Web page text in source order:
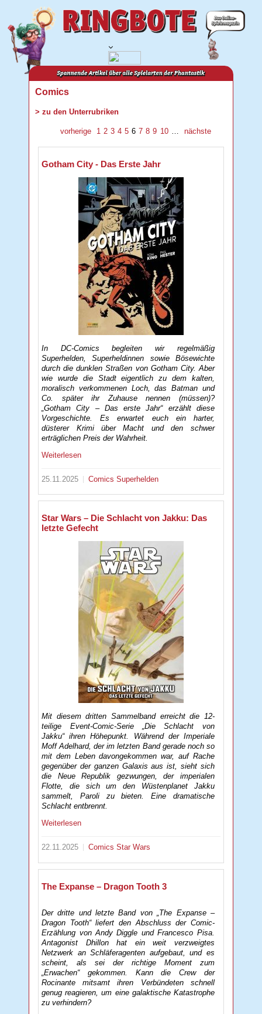
Comics
> zu den Unterrubriken
vorherige 1 2 3 4 5 6 7 8 9 10 … nächste
Gotham City - Das Erste Jahr
In DC-Comics begleiten wir regelmäßig
Superhelden, Superheldinnen sowie Bösewichte
durch die dunklen Straßen von Gotham City. Aber
wie wurde die Stadt eigentlich zu dem kalten,
moralisch verkommenen Loch, das Batman und
Co. später ihr Zuhause nennen (müssen)?
„Gotham City – Das erste Jahr“ erzählt diese
Vorgeschichte. Es erwartet euch ein harter,
düsterer Krimi über Macht und den schwer
erträglichen Preis der Wahrheit.
Weiterlesen
25.11.2025 ComicsSuperhelden
Star Wars – Die Schlacht von Jakku: Das
letzte Gefecht
Mit diesem dritten Sammelband erreicht die 12-
teilige Event-Comic-Serie „Die Schlacht von
Jakku“ ihren Höhepunkt. Während der Imperiale
Moff Adelhard, der im letzten Band gerade noch so
mit dem Leben davongekommen war, auf Rache
gegenüber der ganzen Galaxis aus ist, sieht sich
die Neue Republik gezwungen, der imperialen
Flotte, die sich um den Wüstenplanet Jakku
sammelt, Paroli zu bieten. Eine dramatische
Schlacht entbrennt.
Weiterlesen
22.11.2025 ComicsStar Wars
The Expanse – Dragon Tooth 3
Der dritte und letzte Band von „The Expanse –
Dragon Tooth“ liefert den Abschluss der Comic-
Erzählung von Andy Diggle und Francesco Pisa.
Antagonist Dhillon hat ein weit verzweigtes
Netzwerk an Schläferagenten aufgebaut, und es
scheint, als sei der richtige Moment zum
„Erwachen“ gekommen. Kann die Crew der
Rocinante mitsamt ihren Verbündeten schnell
genug reagieren, um eine galaktische Katastrophe
zu verhindern?